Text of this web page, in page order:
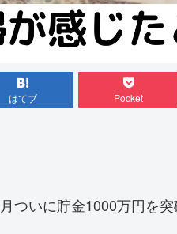
はてブ Pocket
ついに貯金1000万円を突